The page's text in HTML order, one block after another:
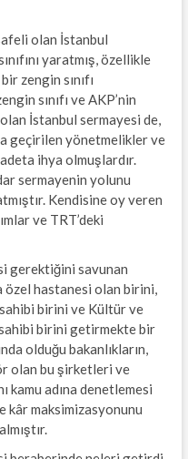
olan İstanbul
yaratmış, özellikle
zengin sınıfı
sınıfı ve AKP’nin
İstanbul sermayesi de,
geçirilen yönetmelikler ve
ihya olmuşlardır.
sermayenin yolunu
Kendisine oy veren
ve TRT’deki
gerektiğini savunan
özel hastanesi olan birini,
birini ve Kültür ve
birini getirmekte bir
olduğu bakanlıkların,
olan bu şirketleri ve
adına denetlemesi
kâr maksimizasyonunu